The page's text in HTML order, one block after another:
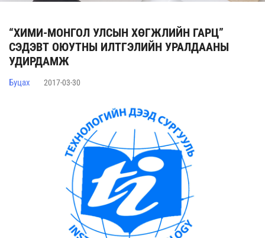
“ХИМИ-МОНГОЛ УЛСЫН ХӨГЖЛИЙН ГАРЦ”
СЭДЭВТ ОЮУТНЫ ИЛТГЭЛИЙН УРАЛДААНЫ
УДИРДАМЖ
Буцах 2017-03-30